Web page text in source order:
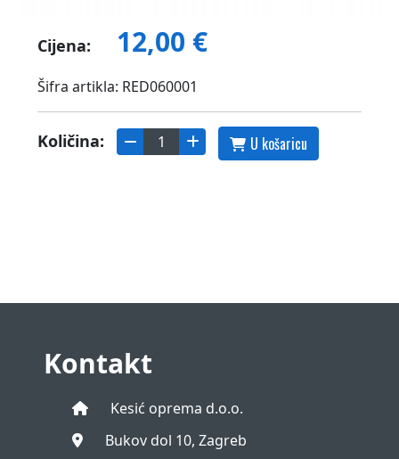
Cijena: 12,00 €
Šifra artikla: RED060001
Količina: U košaricu
Kontakt
Kesić oprema d.o.o.
Bukov dol 10, Zagreb